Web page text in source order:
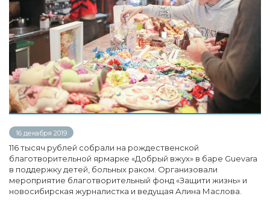
16 декабря 2019
116 тысяч рублей собрали на рождественской
благотворительной ярмарке «Добрый вжух» в баре Guevara
в поддержку детей, больных раком. Организовали
мероприятие благотворительный фонд «Защити жизнь» и
новосибирская журналистка и ведущая Алина Маслова.